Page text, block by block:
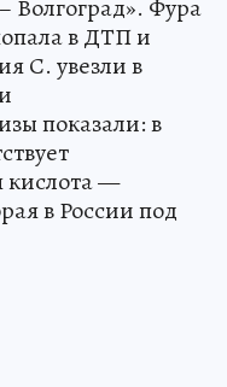
Волгоград». Фура
в ДТП и
С. увезли в
показали: в
кислота —
в России под